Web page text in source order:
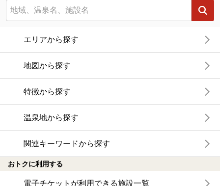
エリアから探す
地図から探す
特徴から探す
温泉地から探す
関連キーワードから探す
おトクに利用する
電子チケットが利用できる施設一覧